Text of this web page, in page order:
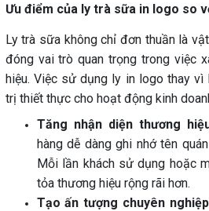
Ưu điểm của ly trà sữa in logo so
Ly trà sữa không chỉ đơn thuần là
đóng vai trò quan trọng trong việc
hiệu. Việc sử dụng ly in logo thay vì
trị thiết thực cho hoạt động kinh
Tăng nhận diện thương
hàng dễ dàng ghi nhớ tên
Mỗi lần khách sử dụng hoặc
tỏa thương hiệu rộng rãi hơn.
Tạo ấn tượng chuyên